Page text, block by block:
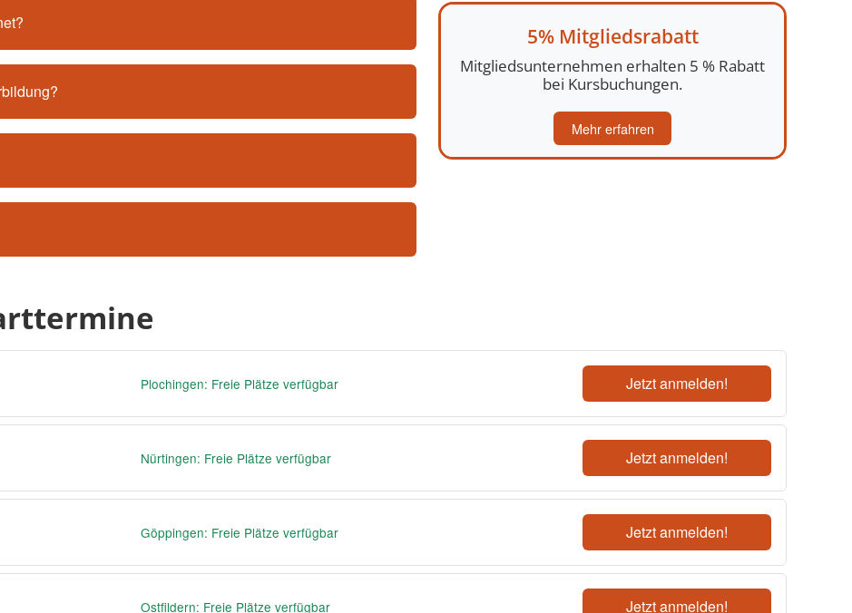
5% Mitgliedsrabatt
Mitgliedsunternehmen erhalten 5 % Rabatt
bei Kursbuchungen.
Mehr erfahren
Plochingen: Freie Plätze verfügbar Jetzt anmelden!
Nürtingen: Freie Plätze verfügbar Jetzt anmelden!
Göppingen: Freie Plätze verfügbar Jetzt anmelden!
Ostfildern: Freie Plätze verfügbar Jetzt anmelden!